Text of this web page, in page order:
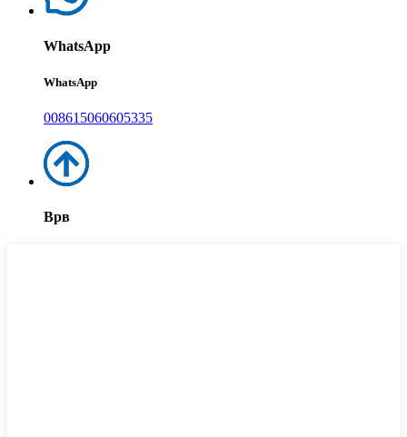
WhatsApp
WhatsApp
008615060605335
Врв